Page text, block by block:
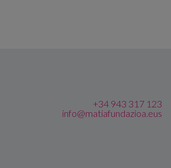
+34 943 317 123
info@matiafundazioa.eus